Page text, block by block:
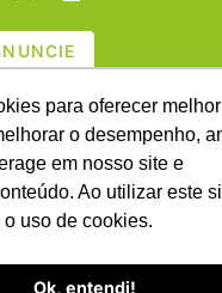
para oferecer melhor
o desempenho,
em nosso site e
Ao utilizar este
uso de cookies.
Ok, entendi!
2026) Revista Campo &
É proibida a reprodução do
meio de comunicação,